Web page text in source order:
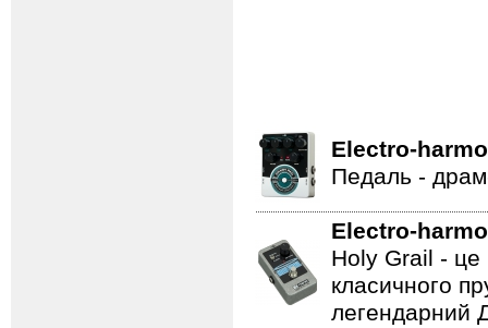
Electro-
Педаль -
Electro-
Holy Grail - це
класичного
легендарний